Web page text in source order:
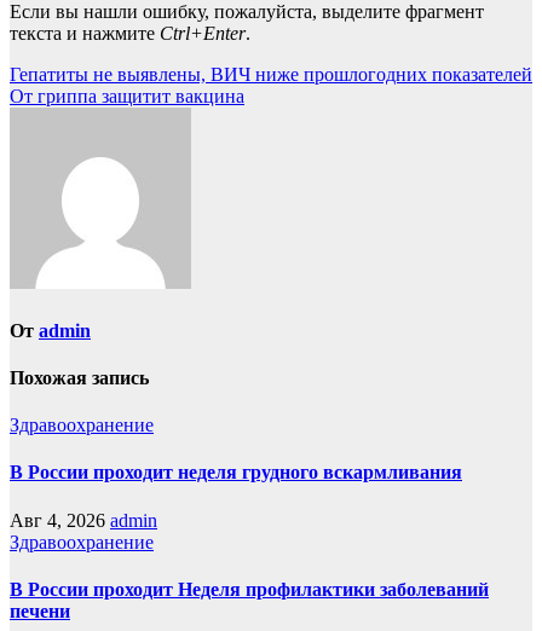
Если вы нашли ошибку, пожалуйста, выделите фрагмент
текста и нажмите Ctrl+Enter.
Навигация
по
Гепатиты не выявлены, ВИЧ ниже прошлогодних показателей
От гриппа защитит вакцина
От admin
Похожая запись
Здравоохранение
В России проходит неделя грудного вскармливания
Авг 4, 2026 admin
Здравоохранение
В России проходит Неделя профилактики заболеваний
печени